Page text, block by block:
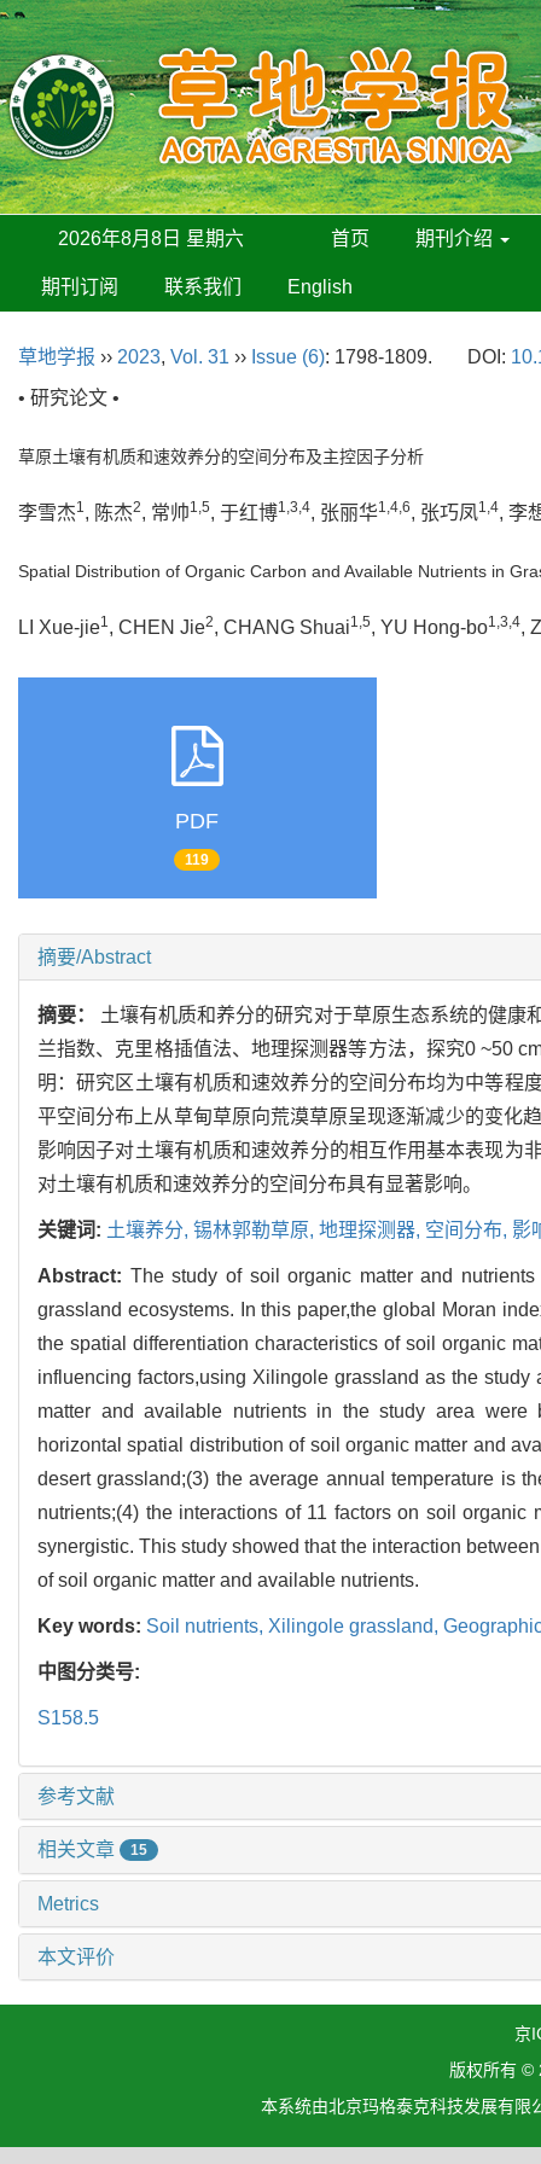
2026年8月8日 星期六 首页 期刊介绍
期刊订阅 联系我们 English
草地学报 ›› 2023, Vol. 31 ›› Issue (6): 1798-1809. DOI:
• 研究论文 •
草原土壤有机质和速效养分的空间分布及主控因子分析
李雪杰1, 陈杰2, 常帅1,5, 于红博1,3,4, 张丽华1,4,6, 张巧凤1,4, 李
Spatial Distribution of Organic Carbon and Available Nutrients in
LI Xue-jie1, CHEN Jie2, CHANG Shuai1,5, YU Hong-bo1,3,4,
PDF
119
摘要/Abstract
摘要： 土壤有机质和养分的研究对于草原生态系统的健康
兰指数、克里格插值法、地理探测器等方法，探究0 ~50
明：研究区土壤有机质和速效养分的空间分布均为中等程
平空间分布上从草甸草原向荒漠草原呈现逐渐减少的变化
影响因子对土壤有机质和速效养分的相互作用基本表现为
对土壤有机质和速效养分的空间分布具有显著影响。
关键词: 土壤养分, 锡林郭勒草原, 地理探测器, 空间分布, 影
Abstract: The study of soil organic matter and
grassland ecosystems. In this paper,the global Moran
the spatial differentiation characteristics of soil organic
influencing factors,using Xilingole grassland as the
matter and available nutrients in the study area were
horizontal spatial distribution of soil organic matter and
desert grassland;(3) the average annual temperature is
nutrients;(4) the interactions of 11 factors on soil
synergistic. This study showed that the interaction
of soil organic matter and available nutrients.
Key words: Soil nutrients, Xilingole grassland,
中图分类号:
S158.5
参考文献
相关文章 15
Metrics
本文评价
京
版权所有 ©
本系统由北京玛格泰克科技发展有